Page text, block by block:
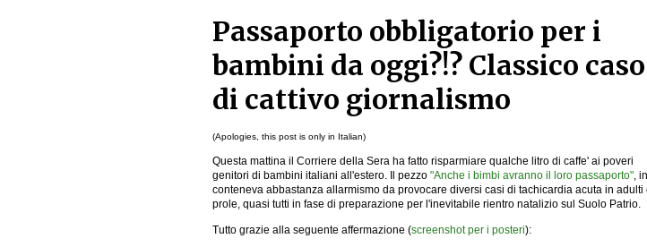
Passaporto obbligatorio per i
bambini da oggi?!? Classico caso
di cattivo giornalismo
(Apologies, this post is only in Italian)
Questa mattina il Corriere della Sera ha fatto risparmiare qualche litro di caffe' ai poveri
genitori di bambini italiani all'estero. Il pezzo "Anche i bimbi avranno il loro passaporto",
conteneva abbastanza allarmismo da provocare diversi casi di tachicardia acuta in adulti
prole, quasi tutti in fase di preparazione per l'inevitabile rientro natalizio sul Suolo Patrio.
Tutto grazie alla seguente affermazione (screenshot per i posteri):